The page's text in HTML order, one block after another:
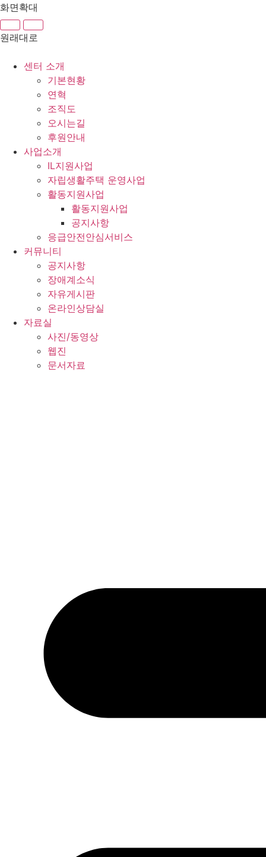
콘
텐
츠
화면확대
원래대로
센터 소개
기본현황
연혁
조직도
오시는길
후원안내
사업소개
IL지원사업
자립생활주택 운영사업
활동지원사업
활동지원사업
공지사항
응급안전안심서비스
커뮤니티
공지사항
장애계소식
자유게시판
온라인상담실
자료실
사진/동영상
웹진
문서자료